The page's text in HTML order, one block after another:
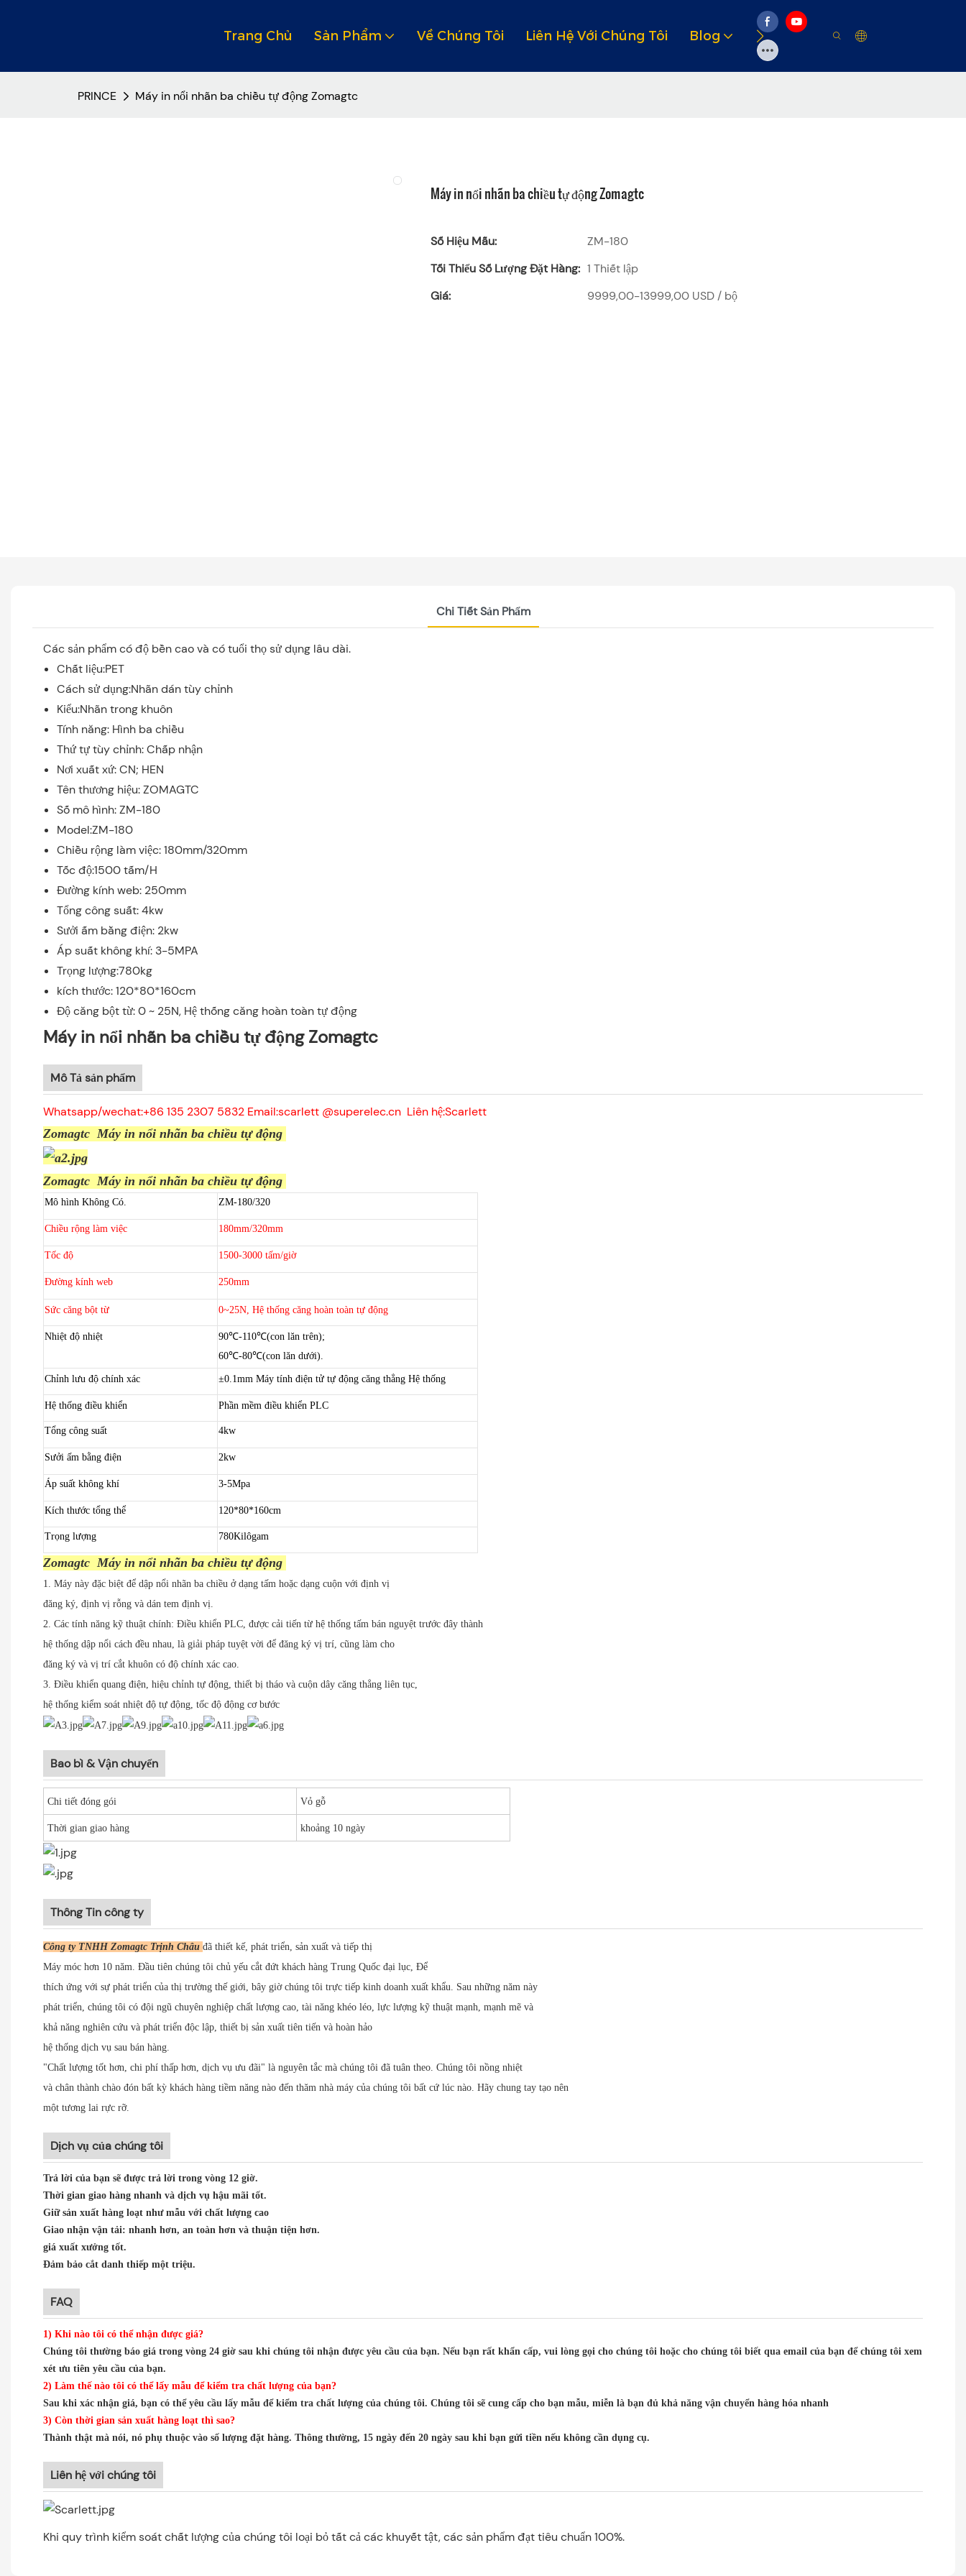
Trang Chủ Sản Phẩm Về Chúng Tôi Liên Hệ Với Chúng Tôi Blog Video Giải Pháp
PRINCE Máy in nổi nhãn ba chiều tự động Zomagtc
Máy in nổi nhãn ba chiều tự động Zomagtc
Số Hiệu Mẫu:
ZM-180
Tối Thiểu Số Lượng Đặt Hàng: 1 Thiết lập
Giá:
9999,00-13999,00 USD / bộ
Chi Tiết Sản Phẩm
Các sản phẩm có độ bền cao và có tuổi thọ sử dụng lâu dài.
Chất liệu:PET
Cách sử dụng:Nhãn dán tùy chỉnh
Kiểu:Nhãn trong khuôn
Tính năng: Hình ba chiều
Thứ tự tùy chỉnh: Chấp nhận
Nơi xuất xứ: CN; HEN
Tên thương hiệu: ZOMAGTC
Số mô hình: ZM-180
Model:ZM-180
Chiều rộng làm việc: 180mm/320mm
Tốc độ:1500 tấm/H
Đường kính web: 250mm
Tổng công suất: 4kw
Sưởi ấm bằng điện: 2kw
Áp suất không khí: 3-5MPA
Trọng lượng:780kg
kích thước: 120*80*160cm
Độ căng bột từ: 0 ~ 25N, Hệ thống căng hoàn toàn tự động
Máy in nổi nhãn ba chiều tự động Zomagtc
Mô Tả sản phẩm
Whatsapp/wechat:+86 135 2307 5832 Email:scarlett @superelec.cn Liên hệ:Scarlett
Zomagtc Máy in nổi nhãn ba chiều tự động
Zomagtc Máy in nổi nhãn ba chiều tự động
Mô hình Không Có. ZM-180/320
Chiều rộng làm việc 180mm/320mm
Tốc độ 1500-3000 tấm/giờ
Đường kính web 250mm
Sức căng bột từ 0~25N, Hệ thống căng hoàn toàn tự động
Nhiệt độ nhiệt
90℃-110℃(con lăn trên);
60℃-80℃(con lăn dưới).
Chỉnh lưu độ chính xác ±0.1mm Máy tính điện tử tự động căng thẳng Hệ thống
Hệ thống điều khiển Phần mềm điều khiển PLC
Tổng công suất 4kw
Sưởi ấm bằng điện 2kw
Áp suất không khí 3-5Mpa
Kích thước tổng thể 120*80*160cm
Trọng lượng 780Kilôgam
Zomagtc Máy in nổi nhãn ba chiều tự động
1. Máy này đặc biệt để dập nổi nhãn ba chiều ở dạng tấm hoặc dạng cuộn với định vị
đăng ký, định vị rỗng và dán tem định vị.
2. Các tính năng kỹ thuật chính: Điều khiển PLC, được cải tiến từ hệ thống tấm bán nguyệt trước đây thành
hệ thống dập nổi cách đều nhau, là giải pháp tuyệt vời để đăng ký vị trí, cũng làm cho
đăng ký và vị trí cắt khuôn có độ chính xác cao.
3. Điều khiển quang điện, hiệu chỉnh tự động, thiết bị tháo và cuộn dây căng thẳng liên tục,
hệ thống kiểm soát nhiệt độ tự động, tốc độ động cơ bước
Bao bì & Vận chuyển
Chi tiết đóng gói Vỏ gỗ
Thời gian giao hàng khoảng 10 ngày
Thông Tin công ty
Công ty TNHH Zomagtc Trịnh Châu đã thiết kế, phát triển, sản xuất và tiếp thị
Máy móc hơn 10 năm. Đầu tiên chúng tôi chủ yếu cắt đứt khách hàng Trung Quốc đại lục, Để
thích ứng với sự phát triển của thị trường thế giới, bây giờ chúng tôi trực tiếp kinh doanh xuất khẩu. Sau những năm này
phát triển, chúng tôi có đội ngũ chuyên nghiệp chất lượng cao, tài năng khéo léo, lực lượng kỹ thuật mạnh, mạnh mẽ và
khả năng nghiên cứu và phát triển độc lập, thiết bị sản xuất tiên tiến và hoàn hảo
hệ thống dịch vụ sau bán hàng.
"Chất lượng tốt hơn, chi phí thấp hơn, dịch vụ ưu đãi" là nguyên tắc mà chúng tôi đã tuân theo. Chúng tôi nồng nhiệt
và chân thành chào đón bất kỳ khách hàng tiềm năng nào đến thăm nhà máy của chúng tôi bất cứ lúc nào. Hãy chung tay tạo nên
một tương lai rực rỡ.
Dịch vụ của chúng tôi
Trả lời của bạn sẽ được trả lời trong vòng 12 giờ.
Thời gian giao hàng nhanh và dịch vụ hậu mãi tốt.
Giữ sản xuất hàng loạt như mẫu với chất lượng cao
Giao nhận vận tải: nhanh hơn, an toàn hơn và thuận tiện hơn.
giá xuất xưởng tốt.
Đảm bảo cắt danh thiếp một triệu.
FAQ
1) Khi nào tôi có thể nhận được giá?
Chúng tôi thường báo giá trong vòng 24 giờ sau khi chúng tôi nhận được yêu cầu của bạn. Nếu bạn rất khẩn cấp, vui lòng gọi cho chúng tôi hoặc cho chúng tôi biết qua email của bạn để chúng tôi xem
xét ưu tiên yêu cầu của bạn.
2) Làm thế nào tôi có thể lấy mẫu để kiểm tra chất lượng của bạn?
Sau khi xác nhận giá, bạn có thể yêu cầu lấy mẫu để kiểm tra chất lượng của chúng tôi. Chúng tôi sẽ cung cấp cho bạn mẫu, miễn là bạn đủ khả năng vận chuyển hàng hóa nhanh
3) Còn thời gian sản xuất hàng loạt thì sao?
Thành thật mà nói, nó phụ thuộc vào số lượng đặt hàng. Thông thường, 15 ngày đến 20 ngày sau khi bạn gửi tiền nếu không cần dụng cụ.
Liên hệ với chúng tôi
Khi quy trình kiểm soát chất lượng của chúng tôi loại bỏ tất cả các khuyết tật, các sản phẩm đạt tiêu chuẩn 100%.